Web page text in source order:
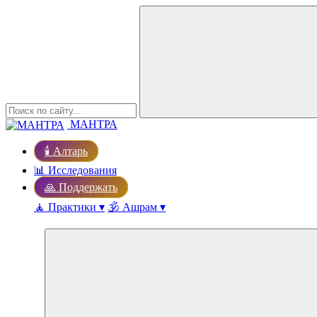
МАНТРА
🕯️ Алтарь
📊 Исследования
🙏 Поддержать
🧘 Практики ▾ 🕉️ Ашрам ▾